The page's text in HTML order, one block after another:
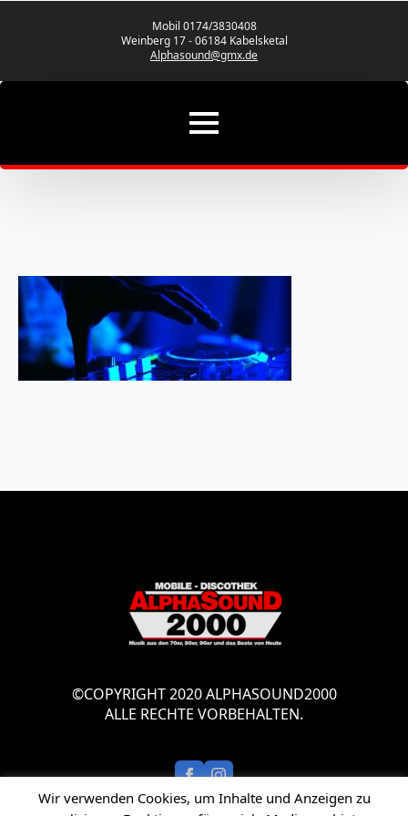
Mobil 0174/3830408
Weinberg 17 - 06184 Kabelsketal
Alphasound@gmx.de
©COPYRIGHT 2020 ALPHASOUND2000
ALLE RECHTE VORBEHALTEN.
Wir verwenden Cookies, um Inhalte und Anzeigen zu